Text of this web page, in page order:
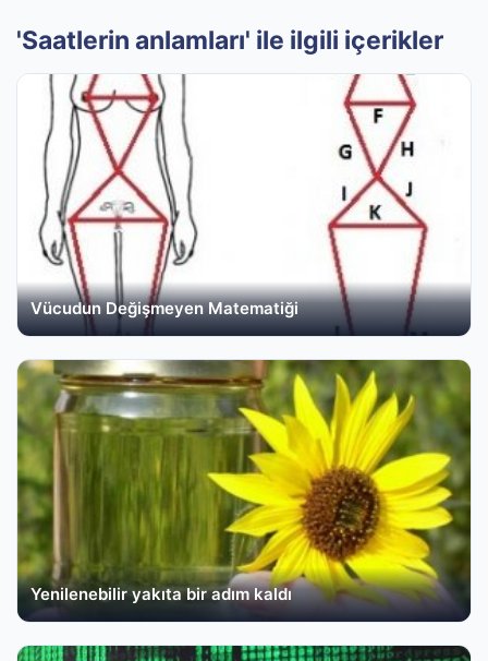
'Saatlerin anlamları' ile ilgili içerikler
Vücudun Değişmeyen Matematiği
Yenilenebilir yakıta bir adım kaldı